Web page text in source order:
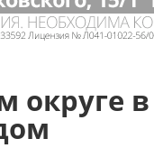
округе